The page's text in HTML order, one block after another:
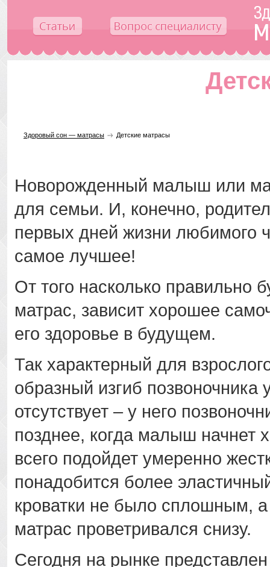
Здоровый сон — матрасы Детские матрасы
Новорожденный малыш или
для семьи. И, конечно,
первых дней жизни любимого
самое лучшее!
От того насколько правильно
матрас, зависит хорошее
его здоровье в будущем.
Так характерный для
образный изгиб
отсутствует – у него
позднее, когда малыш начнет
всего подойдет умеренно
понадобится более
кроватки не было сплошным,
матрас проветривался снизу.
Сегодня на рынке